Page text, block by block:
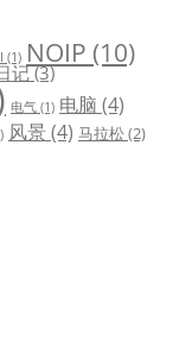
(1) NOIP (10)
记(3)
电气 (1) 电脑 (4)
风景(4) 马拉松(2)